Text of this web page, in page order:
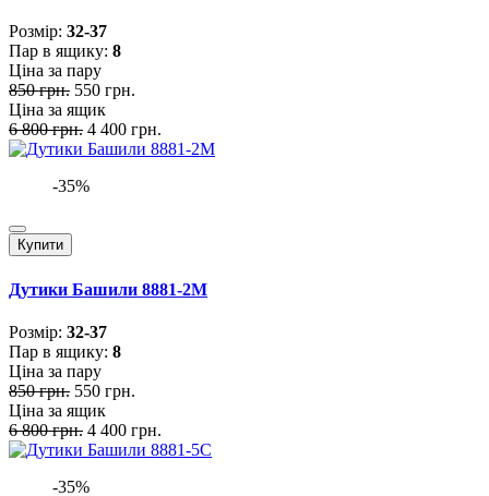
Розмiр: 32-37
Пар в ящику: 8
Ціна за пару
850 грн. 550 грн.
Ціна за ящик
6 800 грн. 4 400 грн.
-35%
Купити
Дутики Башили 8881-2M
Розмiр: 32-37
Пар в ящику: 8
Ціна за пару
850 грн. 550 грн.
Ціна за ящик
6 800 грн. 4 400 грн.
-35%